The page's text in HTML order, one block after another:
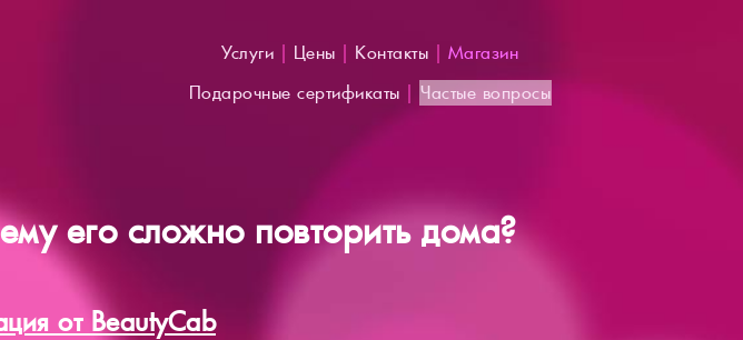
Услуги Цены Контакты
Магазин
Подарочные сертификаты
Частые вопросы
его сложно повторить дома?
от BeautyCab